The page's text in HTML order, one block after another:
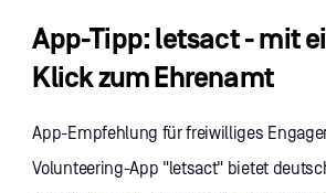
App-Tipp: letsact - mit
Klick zum Ehrenamt
App-Empfehlung für freiwilliges
Volunteering-App "letsact" bietet